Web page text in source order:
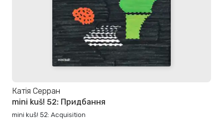
Катія Серран
mini kuš! 52: Придбання
mini kuš! 52: Acquisition